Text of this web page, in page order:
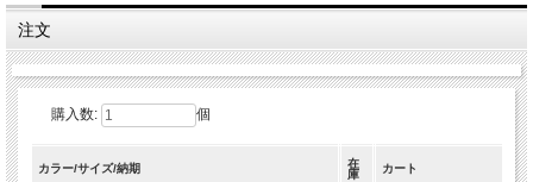
注文
購入数: 個
カラー/サイズ/納期
在
庫
カート